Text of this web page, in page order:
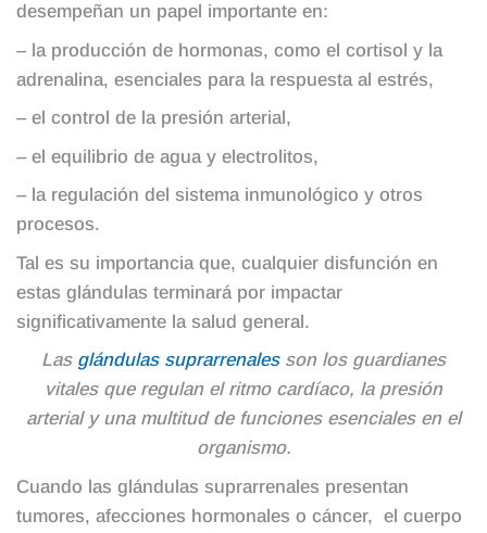
desempeñan un papel importante en:
– la producción de hormonas, como el cortisol y la
adrenalina, esenciales para la respuesta al estrés,
– el control de la presión arterial,
– el equilibrio de agua y electrolitos,
– la regulación del sistema inmunológico y otros
procesos.
Tal es su importancia que, cualquier disfunción en
estas glándulas terminará por impactar
significativamente la salud general.
Las glándulas suprarrenalesson los guardianes
vitales que regulan el ritmo cardíaco, la presión
arterial y una multitud de funciones esenciales en el
organismo.
Cuando las glándulas suprarrenales presentan
tumores, afecciones hormonales o cáncer, el cuerpo